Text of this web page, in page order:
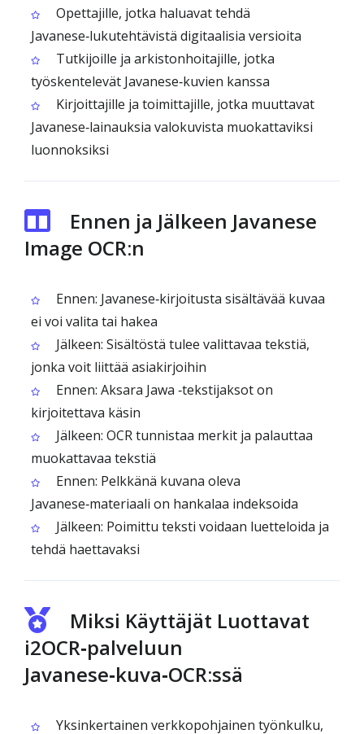
Opettajille, jotka haluavat tehdä
Javanese‑lukutehtävistä digitaalisia versioita
Tutkijoille ja arkistonhoitajille, jotka
työskentelevät Javanese‑kuvien kanssa
Kirjoittajille ja toimittajille, jotka muuttavat
Javanese‑lainauksia valokuvista muokattaviksi
luonnoksiksi
Ennen ja Jälkeen Javanese
Image OCR:n
Ennen: Javanese‑kirjoitusta sisältävää kuvaa
ei voi valita tai hakea
Jälkeen: Sisältöstä tulee valittavaa tekstiä,
jonka voit liittää asiakirjoihin
Ennen: Aksara Jawa ‑tekstijaksot on
kirjoitettava käsin
Jälkeen: OCR tunnistaa merkit ja palauttaa
muokattavaa tekstiä
Ennen: Pelkkänä kuvana oleva
Javanese‑materiaali on hankalaa indeksoida
Jälkeen: Poimittu teksti voidaan luetteloida ja
tehdä haettavaksi
Miksi Käyttäjät Luottavat
i2OCR‑palveluun
Javanese‑kuva‑OCR:ssä
Yksinkertainen verkkopohjainen työnkulku,